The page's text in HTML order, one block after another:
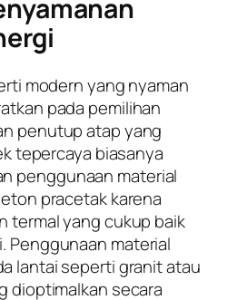
modern yang nyaman
pada pemilihan
penutup atap yang
tepercaya biasanya
penggunaan material
pracetak karena
termal yang cukup baik
Penggunaan material
lantai seperti granit atau
dioptimalkan secara